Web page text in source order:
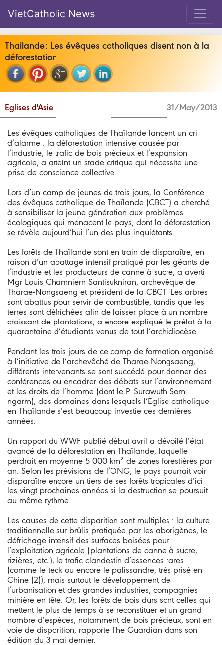
VietCatholic News
Thailande: Les évêques catholiques disent non à la
déforestation
Eglises d'Asie 31/May/2013
Les évêques catholiques de Thaïlande lancent un cri
d’alarme : la déforestation intensive causée par
l’industrie, le trafic de bois précieux et l’expansion
agricole, a atteint un stade critique qui nécessite une
prise de conscience collective.
Lors d’un camp de jeunes de trois jours, la Conférence
des évêques catholique de Thaïlande (CBCT) a cherché
à sensibiliser la jeune génération aux problèmes
écologiques qui menacent le pays, dont la déforestation
se révèle aujourd’hui l’un des plus inquiétants.
Les forêts de Thaïlande sont en train de disparaître, en
raison d’un abattage intensif pratiqué par les géants de
l’industrie et les producteurs de canne à sucre, a averti
Mgr Louis Chamniern Santisukniran, archevêque de
Tharae-Nongsaeng et président de la CBCT. Les arbres
sont abattus pour servir de combustible, tandis que les
terres sont défrichées afin de laisser place à un nombre
croissant de plantations, a encore expliqué le prélat à la
quarantaine d’étudiants venus de tout l’archidiocèse.
Pendant les trois jours de ce camp de formation organisé
à l’initiative de l’archevêché de Tharae-Nongsaeng,
différents intervenants se sont succédé pour donner des
conférences ou encadrer des débats sur l’environnement
et les droits de l’homme (dont le P. Surawuth Som-
ngarm), des domaines dans lesquels l’Eglise catholique
en Thaïlande s’est beaucoup investie ces dernières
années.
Un rapport du WWF publié début avril a dévoilé l’état
avancé de la déforestation en Thaïlande, laquelle
perdrait en moyenne 5 000 km² de zones forestières par
an. Selon les prévisions de l’ONG, le pays pourrait voir
disparaître encore un tiers de ses forêts tropicales d’ici
les vingt prochaines années si la destruction se poursuit
au même rythme.
Les causes de cette disparition sont multiples : la culture
traditionnelle sur brûlis pratiquée par les aborigènes, le
défrichage intensif des surfaces boisées pour
l’exploitation agricole (plantations de canne à sucre,
rizières, etc.), le trafic clandestin d’essences rares
(comme le teck ou encore le palissandre, très prisé en
Chine (2)), mais surtout le développement de
l’urbanisation et des grandes industries, compagnies
minière en tête. Or, les forêts de bois durs sont celles qui
mettent le plus de temps à se reconstituer et un grand
nombre d’espèces, notamment de bois précieux, sont en
voie de disparition, rapporte The Guardian dans son
édition du 3 mai dernier.